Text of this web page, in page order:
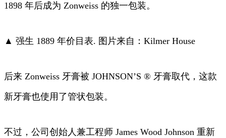
1898 年后成为 Zonweiss 的独一包装。
▲ 强生 1889 年价目表. 图片来自：Kilmer House
后来 Zonweiss 牙膏被 JOHNSON’S ® 牙膏取代，这款
新牙膏也使用了管状包装。
不过，公司创始人兼工程师 James Wood Johnson 重新